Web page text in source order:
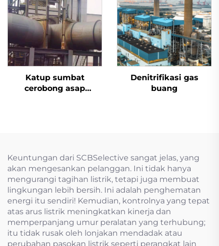
Katup sumbat
cerobong asap
Denitrifikasi gas
buang
Keuntungan dari SCBSelective sangat jelas, yang
akan mengesankan pelanggan. Ini tidak hanya
mengurangi tagihan listrik, tetapi juga membuat
lingkungan lebih bersih. Ini adalah penghematan
energi itu sendiri! Kemudian, kontrolnya yang tepat
atas arus listrik meningkatkan kinerja dan
memperpanjang umur peralatan yang terhubung;
itu tidak rusak oleh lonjakan mendadak atau
perubahan pasokan listrik seperti perangkat lain